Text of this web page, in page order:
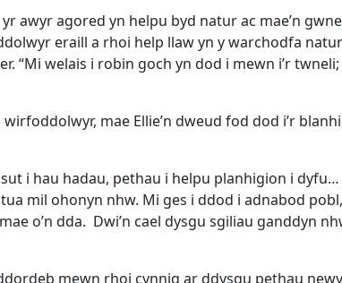
awyr agored yn helpu byd natur ac mae’n
eraill a rhoi help llaw yn y warchodfa
“Mi welais i robin goch yn dod i mewn i’r
mae Ellie’n dweud fod dod i’r
i hau hadau, pethau i helpu planhigion i
mil ohonyn nhw. Mi ges i ddod i adnabod
o’n dda. Dwi’n cael dysgu sgiliau ganddyn
mewn rhoi cynnig ar ddysgu pethau